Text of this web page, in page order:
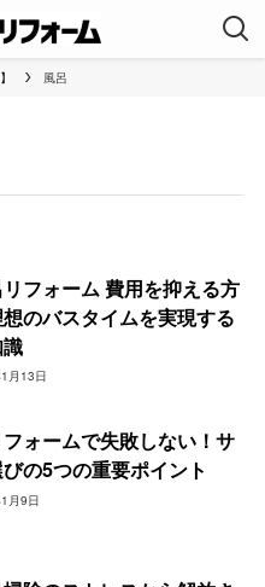
風呂
フォーム 費用を抑える方
のバスタイムを実現する
月13日
ォームで失敗しない！サ
の5つの重要ポイント
月9日